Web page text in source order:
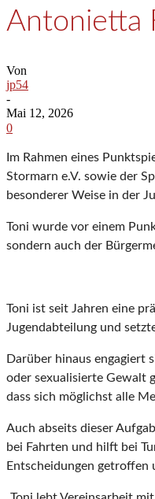
Antonietta
Von
jp54
-
Mai 12, 2026
0
Im Rahmen eines
Stormarn e.V. sowie der
besonderer Weise in der
Toni wurde vor einem
sondern auch der
Toni ist seit Jahren eine
Jugendabteilung und
Darüber hinaus engagiert
oder sexualisierte Gewalt
dass sich möglichst alle
Auch abseits dieser
bei Fahrten und hilft bei
Entscheidungen